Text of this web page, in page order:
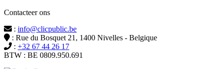
Contacteer ons
: info@clicpublic.be
: Rue du Bosquet 21, 1400 Nivelles - Belgique
: +32 67 44 26 17
BTW : BE 0809.950.691